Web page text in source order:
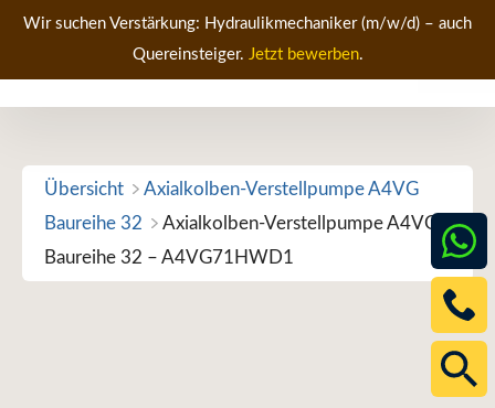
Zum
springen
Wir suchen Verstärkung: Hydraulikmechaniker (m/w/d) – auch
Quereinsteiger. Jetzt bewerben.
Übersicht
Axialkolben-Verstellpumpe A4VG
Baureihe 32
Axialkolben-Verstellpumpe A4VG
Baureihe 32 – A4VG71HWD1